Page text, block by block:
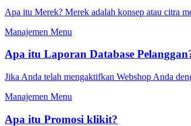
Apa itu Merek? Merek adalah konsep atau citra
Manajemen Menu
Apa itu Laporan Database
Jika Anda telah mengaktifkan Webshop Anda
Manajemen Menu
Apa itu Promosi klikit?